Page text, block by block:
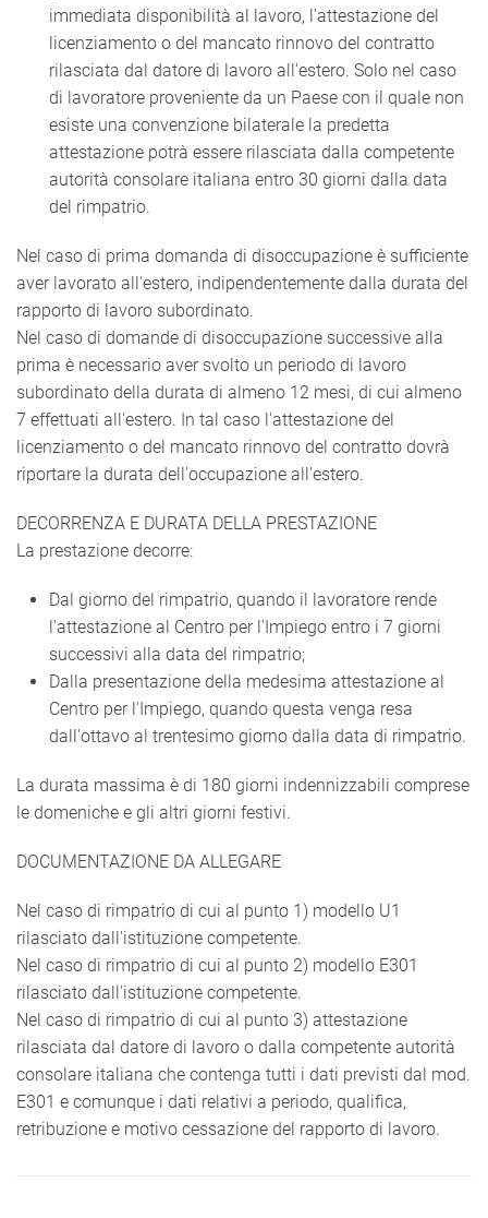
immediata disponibilità al lavoro, l'attestazione del
licenziamento o del mancato rinnovo del contratto
rilasciata dal datore di lavoro all'estero. Solo nel caso
di lavoratore proveniente da un Paese con il quale non
esiste una convenzione bilaterale la predetta
attestazione potrà essere rilasciata dalla competente
autorità consolare italiana entro 30 giorni dalla data
del rimpatrio.
Nel caso di prima domanda di disoccupazione è sufficiente
aver lavorato all'estero, indipendentemente dalla durata del
rapporto di lavoro subordinato.
Nel caso di domande di disoccupazione successive alla
prima è necessario aver svolto un periodo di lavoro
subordinato della durata di almeno 12 mesi, di cui almeno
7 effettuati all'estero. In tal caso l'attestazione del
licenziamento o del mancato rinnovo del contratto dovrà
riportare la durata dell'occupazione all'estero.
DECORRENZA E DURATA DELLA PRESTAZIONE
La prestazione decorre:
Dal giorno del rimpatrio, quando il lavoratore rende
l'attestazione al Centro per l'Impiego entro i 7 giorni
successivi alla data del rimpatrio;
Dalla presentazione della medesima attestazione al
Centro per l'Impiego, quando questa venga resa
dall'ottavo al trentesimo giorno dalla data di rimpatrio.
La durata massima è di 180 giorni indennizzabili comprese
le domeniche e gli altri giorni festivi.
DOCUMENTAZIONE DA ALLEGARE
Nel caso di rimpatrio di cui al punto 1) modello U1
rilasciato dall'istituzione competente.
Nel caso di rimpatrio di cui al punto 2) modello E301
rilasciato dall'istituzione competente.
Nel caso di rimpatrio di cui al punto 3) attestazione
rilasciata dal datore di lavoro o dalla competente autorità
consolare italiana che contenga tutti i dati previsti dal mod.
E301 e comunque i dati relativi a periodo, qualifica,
retribuzione e motivo cessazione del rapporto di lavoro.